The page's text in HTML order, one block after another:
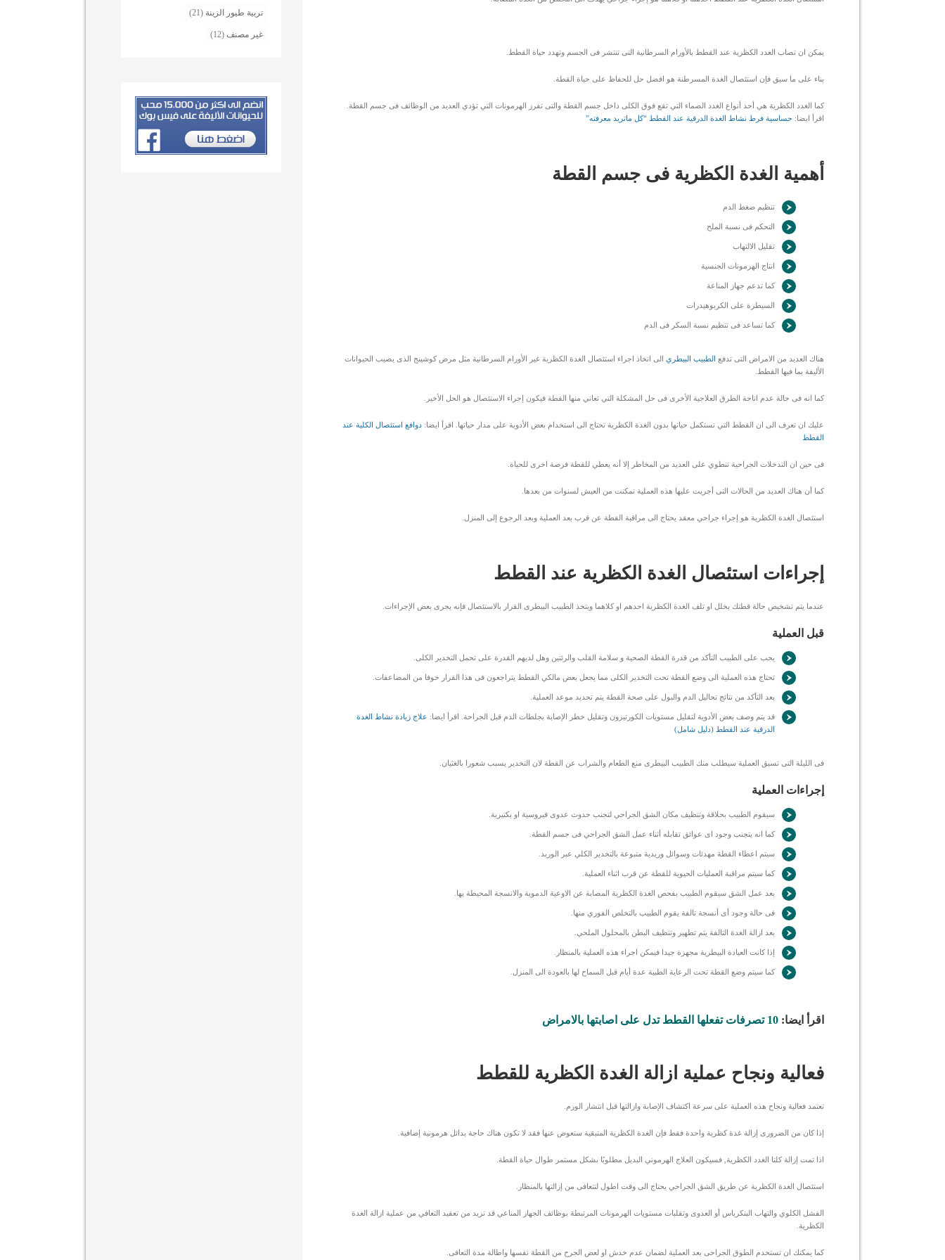
يمكن ان تصاب الغدد الكظرية عند القطط بالأورام السرطانية التى تنتشر فى الجسم وتهدد حياة القطط.
بناء على ما سبق فإن استئصال الغدة المسرطنة هو افضل حل للحفاظ على حياة القطة.
كما الغدد الكظرية هي أحد أنواع الغدد الصماء التي تقع فوق الكلى داخل جسم القطة والتى تفرز الهرمونات التي تؤدي العديد من الوظائف فى جسم القطة.
اقرأ ايضا: حساسية فرط نشاط الغدة الدرقية عند القطط “كل ماتريد معرفته”
أهمية الغدة الكظرية فى جسم القطة
تنظيم ضغط الدم
التحكم فى نسبة الملح
تقليل الالتهاب
انتاج الهرمونات الجنسية
كما تدعم جهاز المناعة
السيطرة على الكربوهيدرات
كما تساعد فى تنظيم نسبة السكر فى الدم
هناك العديد من الامراض التى تدفع الطبيب البيطري الى اتخاذ اجراء استئصال الغدة الكظرية غير الأورام السرطانية مثل مرض كوشينج الذى يصيب الحيوانات
الأليفة بما فيها القطط.
كما انه فى حالة عدم اتاحة الطرق العلاجية الأخرى فى حل المشكلة التي تعاني منها القطة فيكون إجراء الاستئصال هو الحل الأخير.
عليك ان تعرف الى ان القطط التي تستكمل حياتها بدون الغدة الكظرية تحتاج الى استخدام بعض الأدوية على مدار حياتها. اقرأ ايضا: دوافع استئصال الكلية عند
القطط
فى حين ان التدخلات الجراحية تنطوي على العديد من المخاطر إلا أنه يعطي للقطة فرصة اخرى للحياة.
كما أن هناك العديد من الحالات التى أجريت عليها هذه العملية تمكنت من العيش لسنوات من بعدها.
استئصال الغدة الكظرية هو إجراء جراحي معقد يحتاج الى مراقبة القطة عن قرب بعد العملية وبعد الرجوع إلى المنزل.
إجراءات استئصال الغدة الكظرية عند القطط
عندما يتم تشخيص حالة قطتك بخلل او تلف الغدة الكظرية احدهم او كلاهما ويتخذ الطبيب البيطرى القرار بالاستئصال فإنه يجرى بعض الإجراءات.
قبل العملية
يجب على الطبيب التأكد من قدرة القطة الصحية و سلامة القلب والرئتين وهل لديهم القدرة على تحمل التخدير الكلى.
تحتاج هذه العملية الى وضع القطة تحت التخدير الكلى مما يجعل بعض مالكي القطط يتراجعون فى هذا القرار خوفا من المضاعفات.
بعد التأكد من نتائج تحاليل الدم والبول على صحة القطة يتم تحديد موعد العملية.
قد يتم وصف بعض الأدوية لتقليل مستويات الكورتيزون وتقليل خطر الإصابة بجلطات الدم قبل الجراحة. اقرأ ايضا: علاج زيادة نشاط الغدة
الدرقية عند القطط (دليل شامل)
فى الليلة التى تسبق العملية سيطلب منك الطبيب البيطرى منع الطعام والشراب عن القطة لان التخدير يسبب شعورا بالغثيان.
إجراءات العملية
سيقوم الطبيب بحلاقة وتنظيف مكان الشق الجراحي لتجنب حدوث عدوى فيروسية او بكتيرية.
كما انه يتجنب وجود اى عوائق تقابله أثناء عمل الشق الجراحي فى جسم القطة.
سيتم اعطاء القطة مهدئات وسوائل وريدية متبوعة بالتخدير الكلي عبر الوريد.
كما سيتم مراقبة العمليات الحيوية للقطة عن قرب اثناء العملية.
بعد عمل الشق سيقوم الطبيب بفحص الغدة الكظرية المصابة عن الاوعية الدموية والانسجة المحيطة بها.
فى حالة وجود أى أنسجة تالفة يقوم الطبيب بالتخلص الفوري منها.
بعد ازالة الغدة التالفة يتم تطهير وتنظيف البطن بالمحلول الملحي.
إذا كانت العيادة البيطرية مجهزة جيدا فيمكن اجراء هذه العملية بالمنظار.
كما سيتم وضع القطة تحت الرعاية الطبية عدة أيام قبل السماح لها بالعودة الى المنزل.
اقرأ ايضا: 10 تصرفات تفعلها القطط تدل على اصابتها بالامراض
فعالية ونجاح عملية ازالة الغدة الكظرية للقطط
تعتمد فعالية ونجاح هذه العملية على سرعة اكتشاف الإصابة وازالتها قبل انتشار الورم.
إذا كان من الضرورى إزالة غدة كظرية واحدة فقط فإن الغدة الكظرية المتبقية ستعوض عنها فقد لا تكون هناك حاجة بدائل هرمونية إضافية.
اذا تمت إزالة كلتا الغدد الكظرية, فسيكون العلاج الهرموني البديل مطلوبًا بشكل مستمر طوال حياة القطة.
استئصال الغدة الكظرية عن طريق الشق الجراحي يحتاج الى وقت اطول لتتعافى من إزالتها بالمنظار.
الفشل الكلوي والتهاب البنكرياس أو العدوى وتقلبات مستويات الهرمونات المرتبطة بوظائف الجهاز المناعي قد تزيد من تعقيد التعافي من عملية ازالة الغدة
الكظرية.
كما يمكنك ان تستخدم الطوق الجراحى بعد العملية لضمان عدم خدش او لعض الجرح من القطة نفسها واطالة مدة التعافى.
تربية طيور الزينة (21)
غير مصنف (12)